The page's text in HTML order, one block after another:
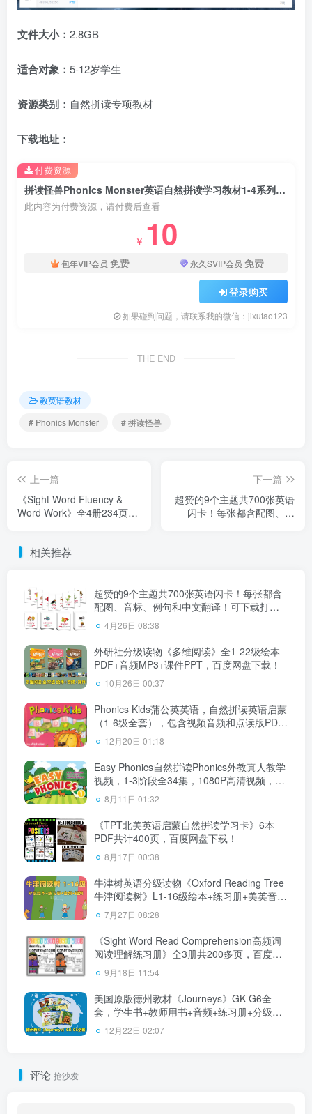
文件大小： 2.8GB
适合对象： 5-12岁学生
资源类别： 自然拼读专项教材
下载地址：
拼读怪兽Phonics Monster英语自然拼读学习教材1-4系列，学生书+练习册+读物+教材，百度网盘下载！
此内容为付费资源，请付费后查看
￥ 10
包年VIP会员 免费 永久SVIP会员 免费
登录购买
如果碰到问题，请联系我的微信：jixutao123
付费资源
THE END
教英语教材
# Phonics Monster
# 拼读怪兽
上一篇
《Sight Word Fluency &
Word Work》全4册234页高
下一篇
超赞的9个主题共700张英语
闪卡！每张都含配图、音
相关推荐
超赞的9个主题共700张英语闪卡！每张都含
配图、音标、例句和中文翻译！可下载打
印，百度网盘下载！
4月26日 08:38
外研社分级读物《多维阅读》全1-22级绘本
PDF+音频MP3+课件PPT，百度网盘下载！
10月26日 00:37
Phonics Kids蒲公英英语，自然拼读英语启蒙
（1-6级全套），包含视频音频和点读版PDF
教材，百度网盘下载！
12月20日 01:18
Easy Phonics自然拼读Phonics外教真人教学
视频，1-3阶段全34集，1080P高清视频，百
度网盘下载！
8月11日 01:32
《TPT北美英语启蒙自然拼读学习卡》6本
PDF共计400页，百度网盘下载！
8月17日 00:38
牛津树英语分级读物《Oxford Reading Tree
牛津阅读树》L1-16级绘本+练习册+美英音频
+精讲视频，百度网盘下载！
7月27日 08:28
《Sight Word Read Comprehension高频词
阅读理解练习册》全3册共200多页，百度网
盘下载！
9月18日 11:54
美国原版德州教材《Journeys》GK-G6全
套，学生书+教师用书+音频+练习册+分级读
物等，百度网盘下载！
12月22日 02:07
评论 抢沙发